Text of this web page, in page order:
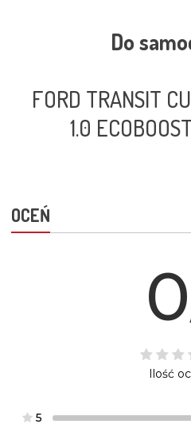
Do
FORD TRANSIT
1.0
OCEŃ
0
Ilość
5